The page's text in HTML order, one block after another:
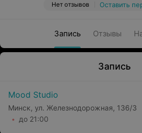
Нет отзывов Оставить
Запись Отзывы
Запись
Mood Studio
Минск, ул. Железнодорожная, 136/3
до 21:00